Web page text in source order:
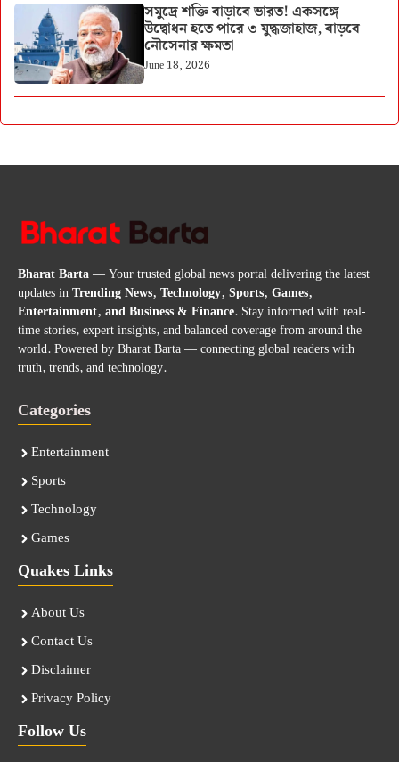
সমুদ্রে শক্তি বাড়াবে ভারত! একসঙ্গে
উদ্বোধন হতে পারে ৩ যুদ্ধজাহাজ, বাড়বে
নৌসেনার ক্ষমতা
June 18, 2026
Bharat Barta— Your trusted global news portal delivering the latest
updates inTrending News, Technology, Sports, Games,
Entertainment, and Business & Finance. Stay informed with real-
time stories, expert insights, and balanced coverage from around the
world. Powered by Bharat Barta — connecting global readers with
truth, trends, and technology.
Categories
Entertainment
Sports
Technology
Games
Quakes Links
About Us
Contact Us
Disclaimer
Privacy Policy
Follow Us